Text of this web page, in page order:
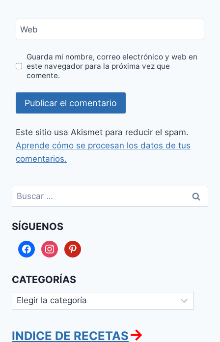
Web
Guarda mi nombre, correo electrónico y web en
este navegador para la próxima vez que
comente.
Este sitio usa Akismet para reducir el spam.
Aprende cómo se procesan los datos de tus
comentarios.
Buscar:
SÍGUENOS
facebookinstagrampinterest
CATEGORÍAS
Categorías
INDICE DE RECETAS→